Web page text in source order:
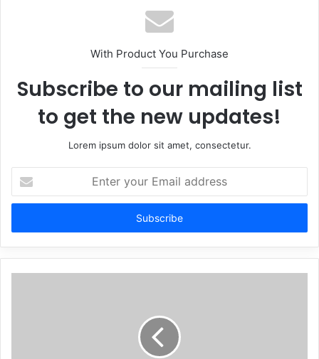
With Product You Purchase
Subscribe to our mailing list
to get the new updates!
Lorem ipsum dolor sit amet, consectetur.
your
Email